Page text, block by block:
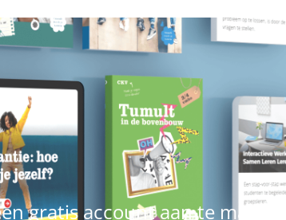
gratis account aan te maken.